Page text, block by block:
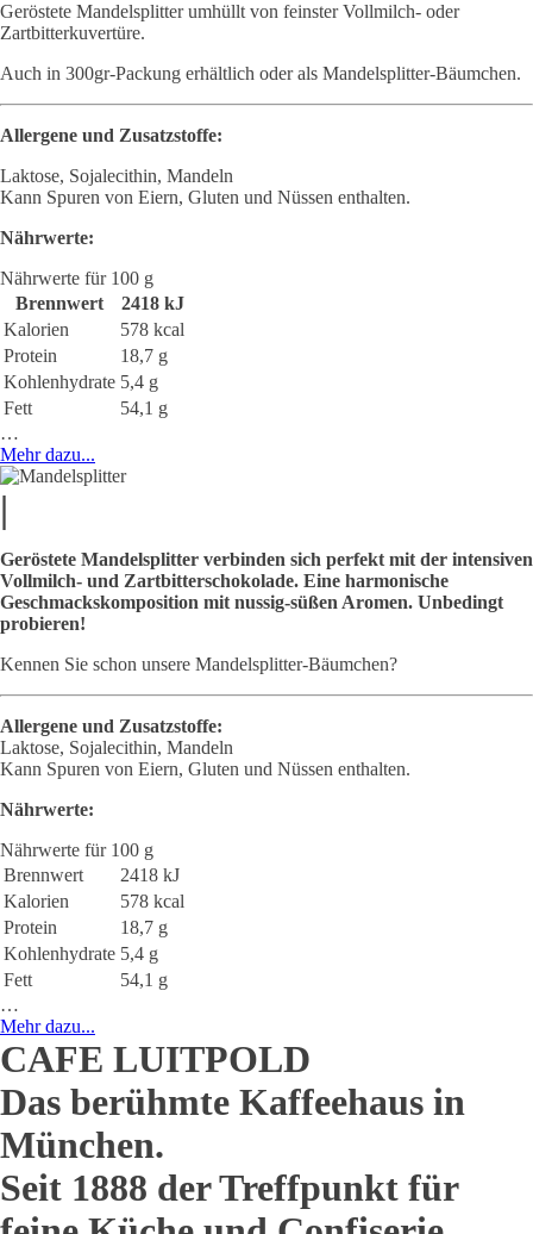
Geröstete Mandelsplitter umhüllt von feinster Vollmilch- oder
Zartbitterkuvertüre.
Auch in 300gr-Packung erhältlich oder als Mandelsplitter-Bäumchen.
Allergene und Zusatzstoffe:
Laktose, Sojalecithin, Mandeln
Kann Spuren von Eiern, Gluten und Nüssen enthalten.
Nährwerte:
Nährwerte für 100 g
Brennwert
2418 kJ
Kalorien
578 kcal
Protein
18,7 g
Kohlenhydrate 5,4 g
Fett
54,1 g
…
Mehr dazu...
|
Geröstete Mandelsplitter verbinden sich perfekt mit der intensiven
Vollmilch- und Zartbitterschokolade. Eine harmonische
Geschmackskomposition mit nussig-süßen Aromen. Unbedingt
probieren!
Kennen Sie schon unsere Mandelsplitter-Bäumchen?
Allergene und Zusatzstoffe:
Laktose, Sojalecithin, Mandeln
Kann Spuren von Eiern, Gluten und Nüssen enthalten.
Nährwerte:
Nährwerte für 100 g
Brennwert
2418 kJ
Kalorien
578 kcal
Protein
18,7 g
Kohlenhydrate 5,4 g
Fett
54,1 g
…
Mehr dazu...
CAFE LUITPOLD
Das berühmte Kaffeehaus in
München.
Seit 1888 der Treffpunkt für